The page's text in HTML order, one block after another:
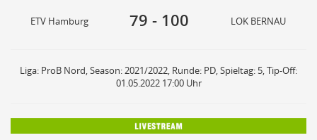
79 - 100
ETV Hamburg LOK BERNAU
Liga: ProB Nord, Season: 2021/2022, Runde: PD, Spieltag: 5, Tip-Off:
01.05.2022 17:00 Uhr